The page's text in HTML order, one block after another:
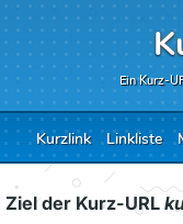
Ein Kurz-
Kurzlink Linkliste
Ziel der Kurz-URL